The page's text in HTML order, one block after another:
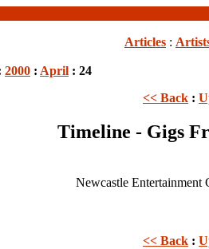
Articles :
2000 : April : 24
<< Back :
Timeline - Gigs
Newcastle Entertainment
<< Back :